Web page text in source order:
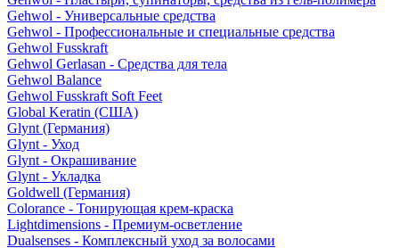
Gehwol - Универсальные средства
Gehwol - Профессиональные и специальные средства
Gehwol Fusskraft
Gehwol Gerlasan - Средства для тела
Gehwol Balance
Gehwol Fusskraft Soft Feet
Global Keratin (США)
Glynt (Германия)
Glynt - Уход
Glynt - Окрашивание
Glynt - Укладка
Goldwell (Германия)
Colorance - Тонирующая крем-краска
Lightdimensions - Премиум-осветление
Dualsenses - Комплексный уход за волосами